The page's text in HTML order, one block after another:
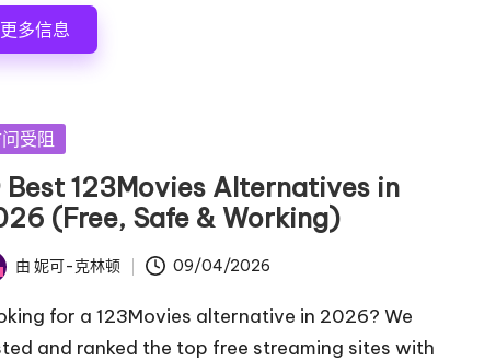
更多信息
受阻
Best 123Movies Alternatives in
(Free, Safe & Working)
由 妮可-克林顿 09/04/2026
for a 123Movies alternative in 2026? We
and ranked the top free streaming sites with